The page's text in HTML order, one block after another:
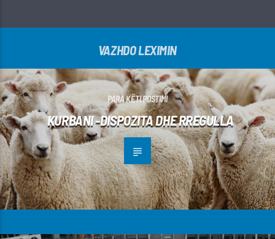
VAZHDO LEXIMIN
PARA KËTI POSTIMI
KURBANI -DISPOZITA DHE RREGULLA